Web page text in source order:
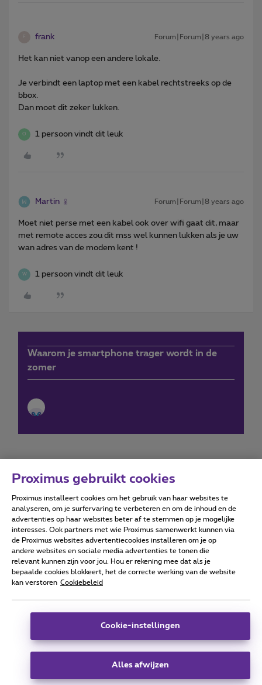
frank Forum|Forum|8 years ago
Het kan niet vanop een andere lokale.
Je verbindt een laptop met een kabel rechtstreeks op de
bbox.
Dan moet dit zeker lukken.
O 1 persoon vindt dit leuk
Martin Forum|Forum|8 years ago
Moet niet perse met een kabel ook over wifi gaat dit, maar
met remote acces zou dit mss wel kunnen lukken als je uw
wan adres van de modem kent !
W 1 persoon vindt dit leuk
Waarom je smartphone trager wordt in de
zomer
Forumvoorwaarden Accessibility statement
Alle rechten voorbehouden. © Proximus
Algemene voorwaarden, consumenteninfo
Deze website is gecreëerd en wordt beheerd conform het
Koning Albert II-laan 27 - B-1030 Brussel.
Proximus gebruikt cookies
Proximus installeert cookies om het gebruik van haar websites te
analyseren, om je surfervaring te verbeteren en om de inhoud en de
advertenties op haar websites beter af te stemmen op je mogelijke
interesses. Ook partners met wie Proximus samenwerkt kunnen via
de Proximus websites advertentiecookies installeren om je op
andere websites en sociale media advertenties te tonen die
relevant kunnen zijn voor jou. Hou er rekening mee dat als je
bepaalde cookies blokkeert, het de correcte werking van de website
kan verstoren Cookiebeleid
Cookie-instellingen
Alles afwijzen